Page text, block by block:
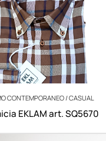
CONTEMPORANEO / CASUAL
EKLAM art. SQ5670